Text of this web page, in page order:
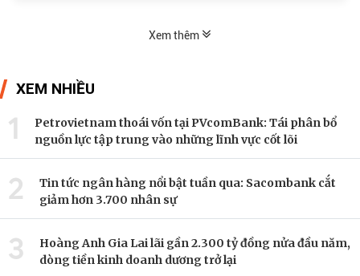
Xem thêm
XEM NHIỀU
1
Petrovietnam thoái vốn tại PVcomBank: Tái phân bổ
nguồn lực tập trung vào những lĩnh vực cốt lõi
2
Tin tức ngân hàng nổi bật tuần qua: Sacombank cắt
giảm hơn 3.700 nhân sự
3
Hoàng Anh Gia Lai lãi gần 2.300 tỷ đồng nửa đầu năm,
dòng tiền kinh doanh dương trở lại